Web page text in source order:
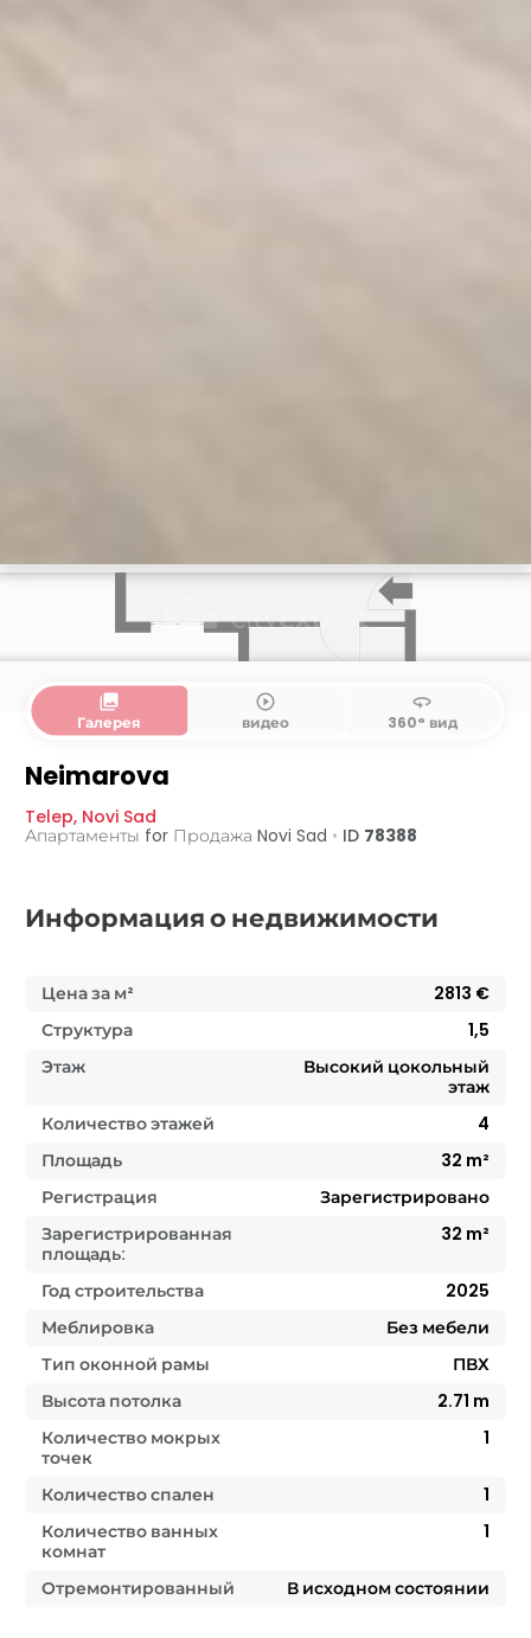
collections
Галерея
play_circle_outline
видео
360
360° вид
Neimarova
Telep, Novi Sad
Апартаменты for Продажа Novi Sad • ID 78388
Информация о недвижимости
Цена за м² 2813 €
Структура
1,5
Этаж
Высокий цокольный
этаж
Количество этажей
4
Площадь
32 m²
Регистрация
Зарегистрировано
Зарегистрированная
площадь:
32 m²
Год строительства
2025
Меблировка
Без мебели
Тип оконной рамы
ПВХ
Высота потолка
2.71 m
Количество мокрых
точек
1
Количество спален
1
Количество ванных
комнат
1
Отремонтированный В исходном состоянии